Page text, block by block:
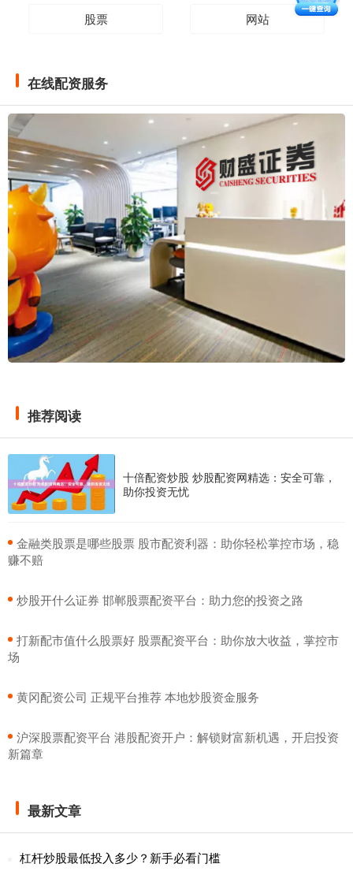
股票 网站
在线配资服务
推荐阅读
十倍配资炒股 炒股配资网精选：安全可靠，
助你投资无忧
​金融类股票是哪些股票 股市配资利器：助你轻松掌控市场，稳
赚不赔
​炒股开什么证券 邯郸股票配资平台：助力您的投资之路
​打新配市值什么股票好 股票配资平台：助你放大收益，掌控市
场
​黄冈配资公司 正规平台推荐 本地炒股资金服务
​沪深股票配资平台 港股配资开户：解锁财富新机遇，开启投资
新篇章
最新文章
杠杆炒股最低投入多少？新手必看门槛